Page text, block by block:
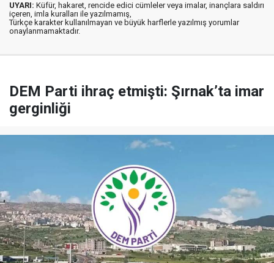
UYARI: Küfür, hakaret, rencide edici cümleler veya imalar, inançlara saldırı
içeren, imla kuralları ile yazılmamış,
Türkçe karakter kullanılmayan ve büyük harflerle yazılmış yorumlar
onaylanmamaktadır.
DEM Parti ihraç etmişti: Şırnak’ta imar
gerginliği